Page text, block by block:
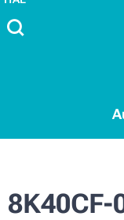
8K40CF-